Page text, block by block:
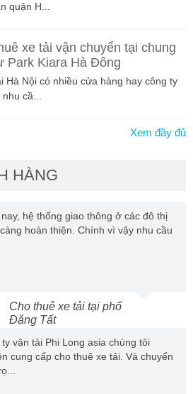
quận H...
xe tải vận chuyển tại chung
Park Kiara Hà Đông
Hà Nội có nhiều cửa hàng hay công ty
cầ...
Xem đầy đủ
HÀNG
nay, hệ thống giao thông ở các đô thị
hoàn thiện. Chính vì vậy nhu cầu
Cho thuê xe tải tại phố
Đặng Tất
vận tải Phi Long asia chúng tôi
cung cấp cho thuê xe tải. Và chuyển